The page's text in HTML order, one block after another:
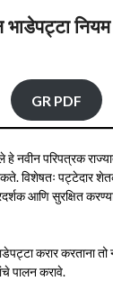
भाडेपट्टा
GR PDF
हे नवीन परिपत्रक
विशेषतः पट्टेदार
आणि सुरक्षित
करार करताना
पालन करावे.